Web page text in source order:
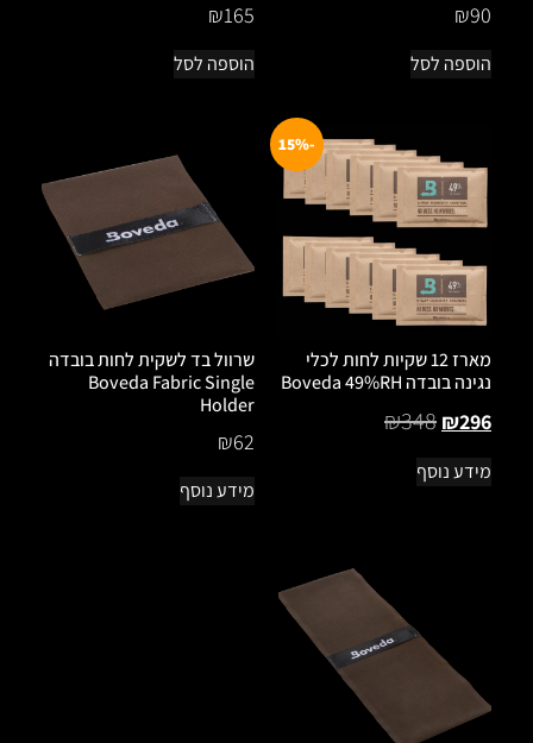
₪90
הוספה לסל
₪165
הוספה לסל
-15%
מארז 12 שקיות לחות לכלי
נגינה בובדה Boveda 49%RH
₪348₪296
מידע נוסף
שרוול בד לשקית לחות בובדה
Boveda Fabric Single
Holder
₪62
מידע נוסף